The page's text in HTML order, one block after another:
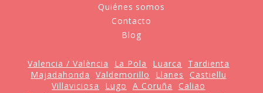
Quiénes somos
Contacto
Blog
Valencia / València La Pola Luarca
Tardienta
Majadahonda
Valdemorillo Llanes
Castiellu
Villaviciosa
Lugo A Coruña
Caliao